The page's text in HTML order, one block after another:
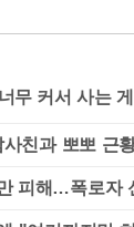
친과 뽀뽀 근
피해…폭로자